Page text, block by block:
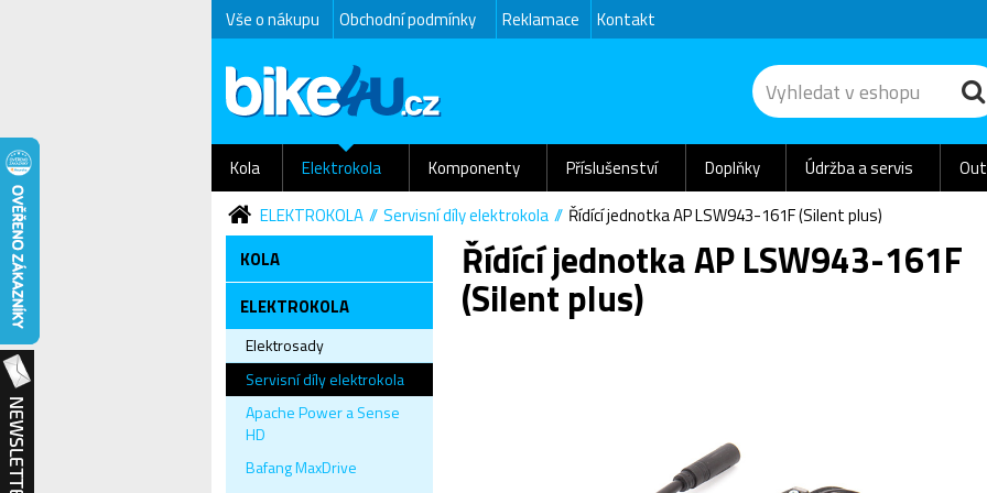
Vše o nákupu Obchodní podmínky Reklamace Kontakt
Kola Elektrokola Komponenty Příslušenství Doplňky Údržba a servis
ELEKTROKOLA
Servisní díly elektrokola
Řídící jednotka AP LSW943-161F (Silent plus)
KOLA
ELEKTROKOLA
Elektrosady
Servisní díly elektrokola
Apache Power a Sense
HD
Bafang MaxDrive
Řídící jednotka AP LSW943-161F
(Silent plus)